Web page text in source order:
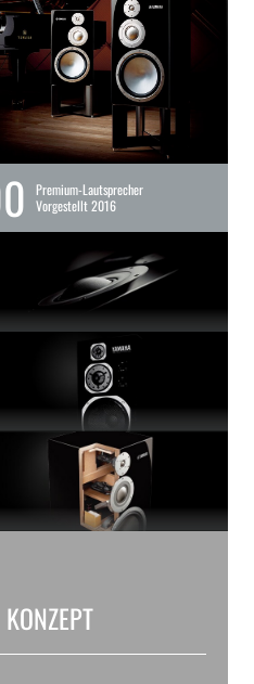
Premium-Lautsprecher
Vorgestellt 2016
KONZEPT